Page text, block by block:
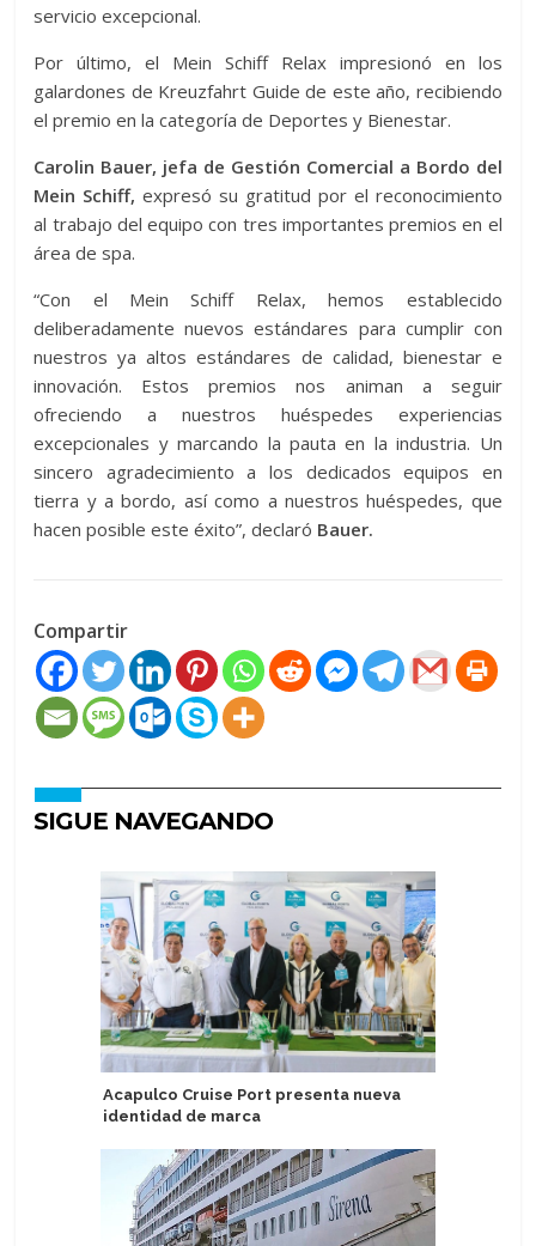
servicio excepcional.
Por último, el Mein Schiff Relax impresionó en los
galardones de Kreuzfahrt Guide de este año, recibiendo
el premio en la categoría de Deportes y Bienestar.
Carolin Bauer, jefa de Gestión Comercial a Bordo del
Mein Schiff, expresó su gratitud por el reconocimiento
al trabajo del equipo con tres importantes premios en el
área de spa.
“Con el Mein Schiff Relax, hemos establecido
deliberadamente nuevos estándares para cumplir con
nuestros ya altos estándares de calidad, bienestar e
innovación. Estos premios nos animan a seguir
ofreciendo a nuestros huéspedes experiencias
excepcionales y marcando la pauta en la industria. Un
sincero agradecimiento a los dedicados equipos en
tierra y a bordo, así como a nuestros huéspedes, que
hacen posible este éxito”, declaró Bauer.
Compartir
SIGUE NAVEGANDO
Acapulco Cruise Port presenta nueva
identidad de marca